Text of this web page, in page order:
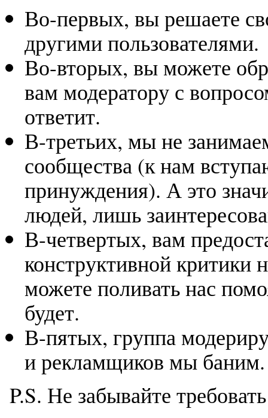
Во-первых, вы решаете
другими пользователями.
Во-вторых, вы можете
вам модератору с
ответит.
В-третьих, мы не
сообщества (к нам
принуждения). А это
людей, лишь
В-четвертых, вам
конструктивной
можете поливать нас
будет.
В-пятых, группа
и рекламщиков мы баним.
P.S. Не забывайте